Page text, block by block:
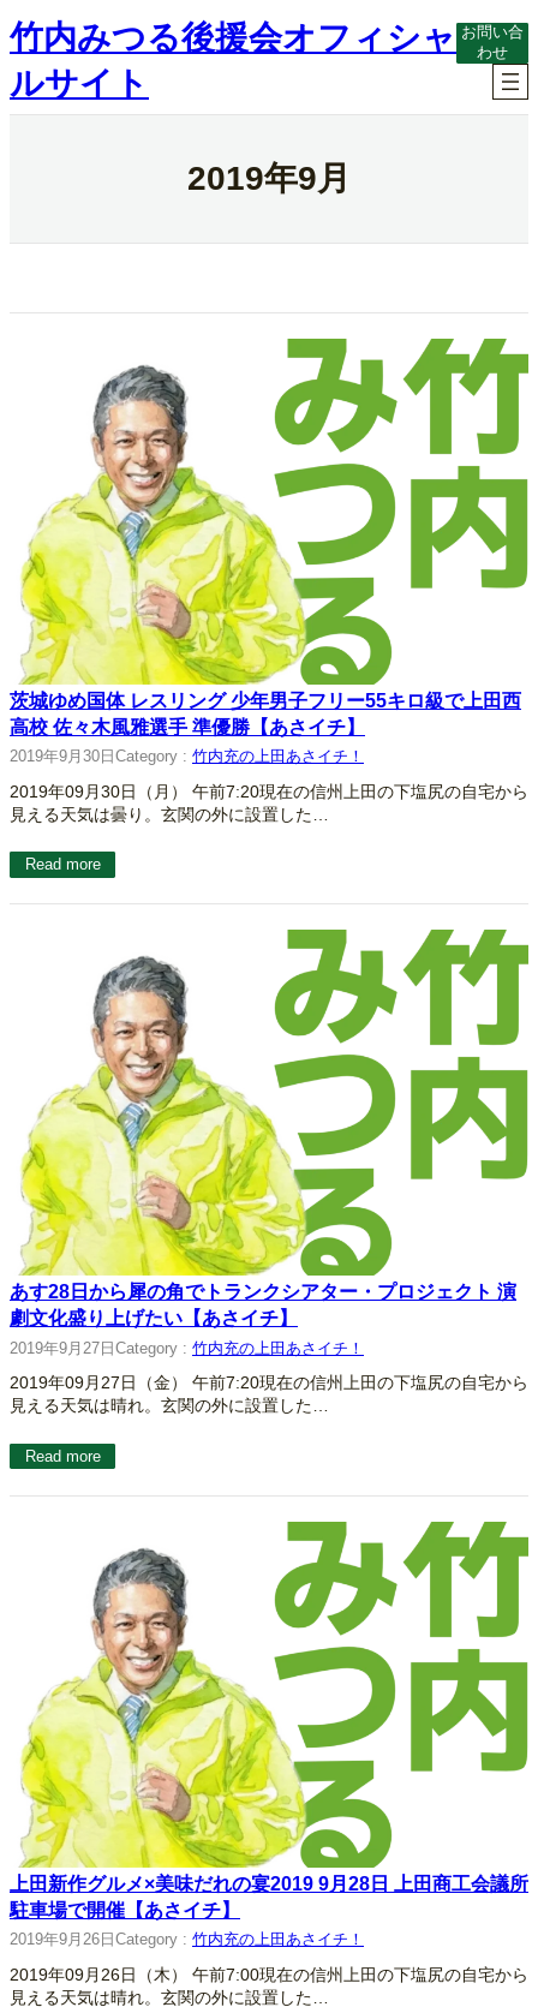
内
容
ス
キ
竹内みつる後援会オフィシャ
ルサイト
お問い合
わせ
2019年9月
茨城ゆめ国体 レスリング 少年男子フリー55キロ級で上田西
高校 佐々木風雅選手 準優勝【あさイチ】
2019年9月30日 Category : 竹内充の上田あさイチ！
2019年09月30日（月） 午前7:20現在の信州上田の下塩尻の自宅から
見える天気は曇り。玄関の外に設置した…
Read more
あす28日から犀の角でトランクシアター・プロジェクト 演
劇文化盛り上げたい【あさイチ】
2019年9月27日 Category : 竹内充の上田あさイチ！
2019年09月27日（金） 午前7:20現在の信州上田の下塩尻の自宅から
見える天気は晴れ。玄関の外に設置した…
Read more
上田新作グルメ×美味だれの宴2019 9月28日 上田商工会議所
駐車場で開催【あさイチ】
2019年9月26日 Category : 竹内充の上田あさイチ！
2019年09月26日（木） 午前7:00現在の信州上田の下塩尻の自宅から
見える天気は晴れ。玄関の外に設置した…